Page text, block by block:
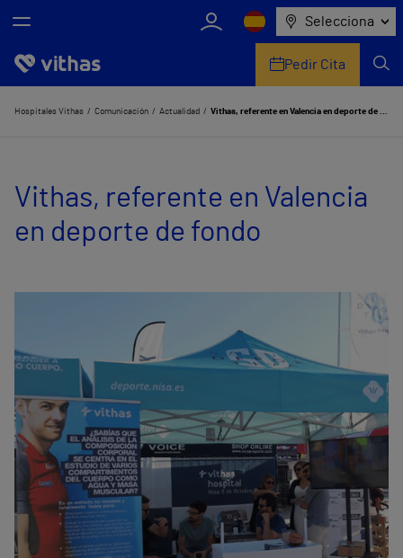
Selecciona
Nosotros
Servicios de salud
Equipo médico y asistencial
Pedir Cita
Hospitales Vithas Comunicación Actualidad Vithas, referente en Valencia en deporte de fondo
Vithas, referente en Valencia
en deporte de fondo